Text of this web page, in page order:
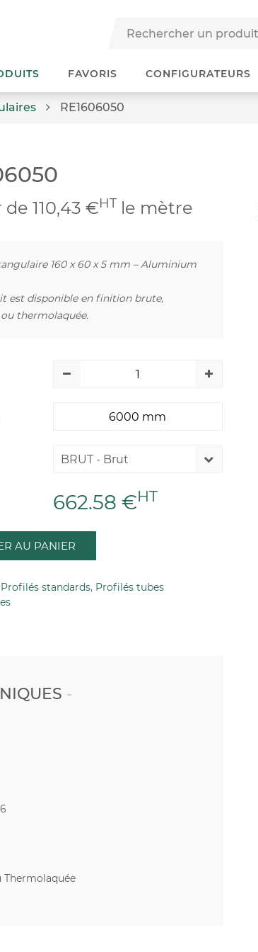
FAVORIS CONFIGURATEURS
RE1606050
110,43 €HT le mètre
160 x 60 x 5 mm – Aluminium
est disponible en finition brute,
thermolaquée.
BRUT - Brut
662.58 €HT
AU PANIER
Profilés standards, Profilés tubes
Thermolaquée